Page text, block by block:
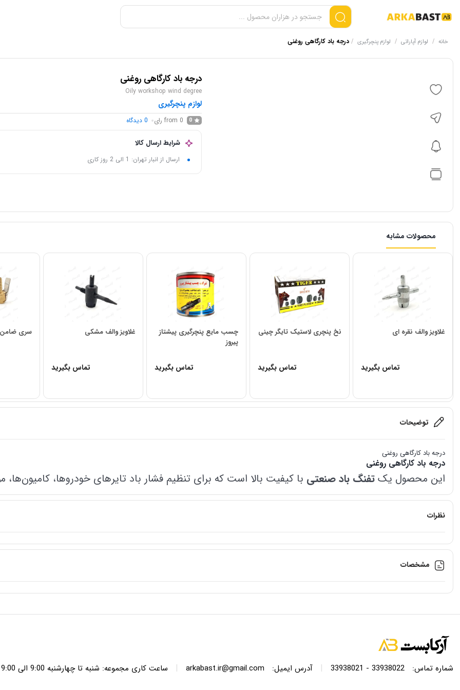
خانه / لوازم آپاراتی / لوازم پنچرگیری /درجه باد کارگاهی روغنی
درجه باد کارگاهی روغنی
Oily workshop wind degree
لوازم پنچرگیری
0 from 0 رای 0 دیدگاه
شرایط ارسال کالا
ارسال از انبار تهران: 1 الی 2 روز کاری
محصولات مشابه
غلاویز والف نقره ای
تماس بگیرید
نخ پنچری لاستیک تایگر چینی
تماس بگیرید
چسب مایع پنچرگیری پیشتاز
پیروز
تماس بگیرید
غلاویز والف مشکی
تماس بگیرید
سری ضامن
توضیحات
درجه باد کارگاهی روغنی
درجه باد کارگاهی روغنی
این محصول یکتفنگ باد صنعتی با کیفیت بالا است که برای تنظیم فشار باد تایرهای خودروها،
است. با ساختار مقاوم و کاربری آسان، این ابزار برای استفاده در گاراژها، تعمیرگاه‌ها و مصارف صنعتی
کیفیت صنعتی:
سازگاری بالا:قابلیت اتصال به کمپرسورهای باد با شیرهای استاندارد.
عملکرد روان:مکانیسم دقیق برای کنترل جریان هوا و جلوگیری از نشت.
کاربرد گسترده: مناسب برای تایرهای مختلف از جمله خودروهای سواری، وسایل نقلیه سنگین و تجهیزات صنعتی.
نظرات
مشخصات
شماره تماس: 33938022 - 33938021
| آدرس ایمیل: arkabast.ir@gmail.com
| ساعت کاری مجموعه: شنبه تا چهارشنبه 9:00 الی 19:00 پنج شنبه ها 9:00 الی 14:00